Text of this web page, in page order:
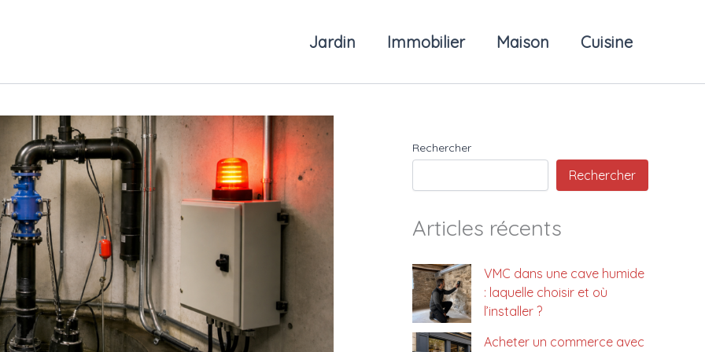
Jardin Immobilier Maison Cuisine
Rechercher
Rechercher
Articles récents
VMC dans une cave humide
: laquelle choisir et où
l’installer ?
Acheter un commerce avec